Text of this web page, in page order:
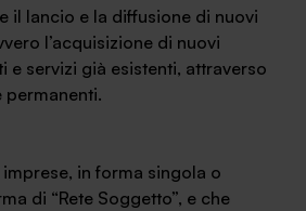
il lancio e la diffusione di nuovi
l’acquisizione di nuovi
e servizi già esistenti, attraverso
permanenti.
in forma singola o
di “Rete Soggetto”, e che